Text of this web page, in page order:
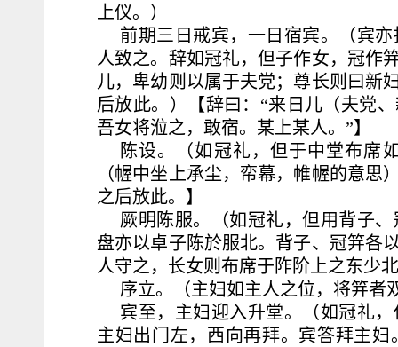
上仪。）
前期三日戒宾，一日宿宾。（宾
人致之。辞如冠礼，但子作女，冠作
儿，卑幼则以属于夫党；尊长则曰新
后放此。）【辞曰：“来日儿（夫党
吾女将涖之，敢宿。某上某人。”】
陈设。（如冠礼，但于中堂布席
（幄中坐上承尘，帟幕，帷幄的意
之后放此。】
厥明陈服。（如冠礼，但用背子
盘亦以卓子陈於服北。背子、冠笄各
人守之，长女则布席于阼阶上之东少
序立。（主妇如主人之位，将笄者
宾至，主妇迎入升堂。（如冠礼
主妇出门左，西向再拜。宾答拜主